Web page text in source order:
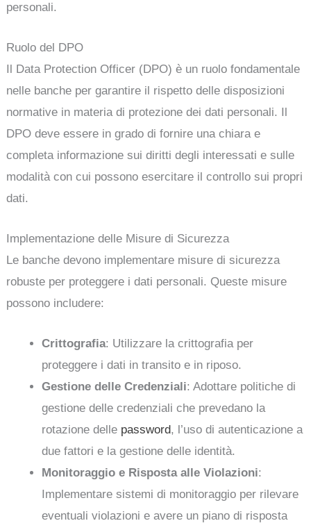
personali.
Ruolo del DPO
Il Data Protection Officer (DPO) è un ruolo fondamentale
nelle banche per garantire il rispetto delle disposizioni
normative in materia di protezione dei dati personali. Il
DPO deve essere in grado di fornire una chiara e
completa informazione sui diritti degli interessati e sulle
modalità con cui possono esercitare il controllo sui propri
dati.
Implementazione delle Misure di Sicurezza
Le banche devono implementare misure di sicurezza
robuste per proteggere i dati personali. Queste misure
possono includere:
Crittografia: Utilizzare la crittografia per
proteggere i dati in transito e in riposo.
Gestione delle Credenziali: Adottare politiche di
gestione delle credenziali che prevedano la
rotazione delle password, l’uso di autenticazione a
due fattori e la gestione delle identità.
Monitoraggio e Risposta alle Violazioni:
Implementare sistemi di monitoraggio per rilevare
eventuali violazioni e avere un piano di risposta